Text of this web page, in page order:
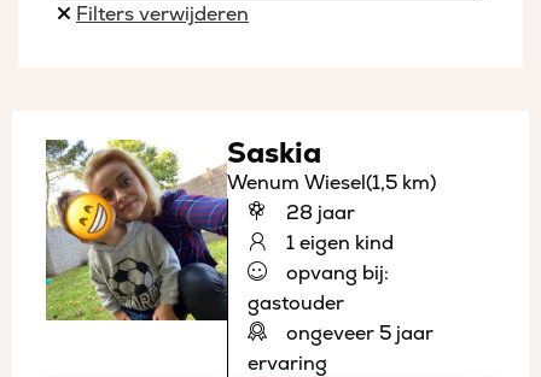
Filters verwijderen
Saskia
Wenum Wiesel(1,5 km)
28 jaar
1 eigen kind
opvang bij:
gastouder
ongeveer 5 jaar
ervaring